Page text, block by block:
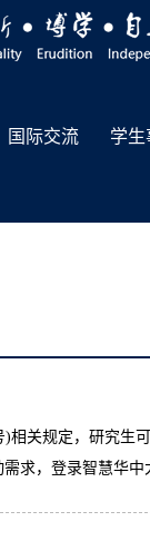
国际交流 学生
关规定，研究生
求，登录智慧华